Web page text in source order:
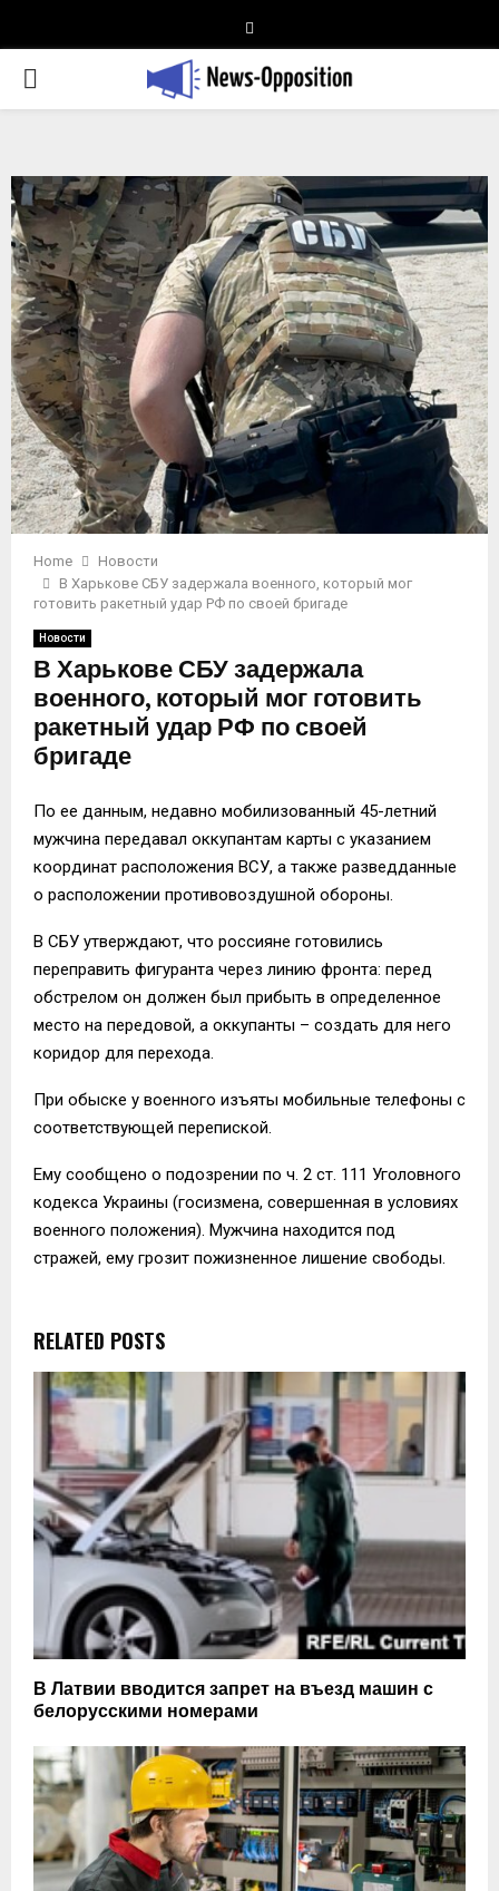
PRIMARY
Home
Новости
В Харькове СБУ задержала военного, который мог
готовить ракетный удар РФ по своей бригаде
Новости
В Харькове СБУ задержала
военного, который мог готовить
ракетный удар РФ по своей
бригаде
По ее данным, недавно мобилизованный 45-летний
мужчина передавал оккупантам карты с указанием
координат расположения ВСУ, а также разведданные
о расположении противовоздушной обороны.
В СБУ утверждают, что россияне готовились
переправить фигуранта через линию фронта: перед
обстрелом он должен был прибыть в определенное
место на передовой, а оккупанты – создать для него
коридор для перехода.
При обыске у военного изъяты мобильные телефоны с
соответствующей перепиской.
Ему сообщено о подозрении по ч. 2 ст. 111 Уголовного
кодекса Украины (госизмена, совершенная в условиях
военного положения). Мужчина находится под
стражей, ему грозит пожизненное лишение свободы.
RELATED POSTS
В Латвии вводится запрет на въезд машин с
белорусскими номерами